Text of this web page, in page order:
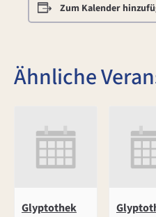
Zum Kalender
Ähnliche
Glyptothek